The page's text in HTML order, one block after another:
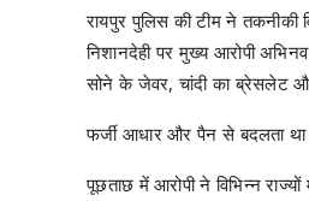
रायपुर पुलिस की टीम ने
निशानदेही पर मुख्य आरोपी
सोने के जेवर, चांदी का ब्रेसलेट
फर्जी आधार और पैन से बदलता था
पूछताछ में आरोपी ने विभिन्न